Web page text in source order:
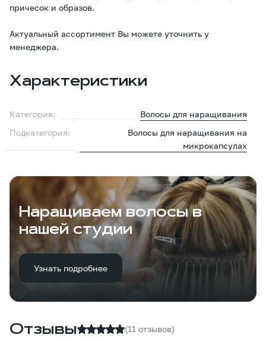
причесок и образов.
Актуальный ассортимент Вы можете уточнить у
менеджера.
Характеристики
Категория:
Волосы для наращивания
Подкатегория:
Волосы для наращивания на
микрокапсулах
Наращиваем волосы в
нашей студии
Узнать подробнее
Отзывы (11 отзывов)